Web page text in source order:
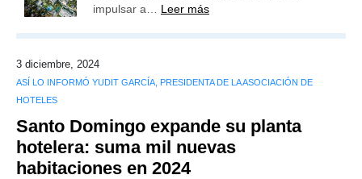
impulsar a… Leer más
3 diciembre, 2024
ASÍ LO INFORMÓ YUDIT GARCÍA, PRESIDENTA DE LA ASOCIACIÓN DE
HOTELES
Santo Domingo expande su planta
hotelera: suma mil nuevas
habitaciones en 2024